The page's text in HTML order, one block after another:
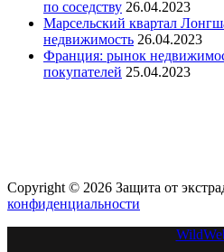
по соседству 26.04.2023
Марсельский квартал
недвижимость 26.04.2023
Франция: рынок
покупателей 25.04.2023
Copyright © 2026 Защита от
конфиденциальности